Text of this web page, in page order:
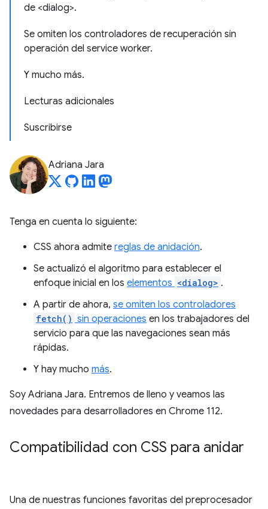
de <dialog>.
Se omiten los controladores de recuperación sin
operación del service worker.
Y mucho más.
Lecturas adicionales
Suscribirse
Adriana Jara
Tenga en cuenta lo siguiente:
CSS ahora admite reglas de anidación.
Se actualizó el algoritmo para establecer el
enfoque inicial en los elementos <dialog> .
A partir de ahora, se omiten los controladores
fetch() sin operaciones en los trabajadores del
servicio para que las navegaciones sean más
rápidas.
Y hay mucho más.
Soy Adriana Jara. Entremos de lleno y veamos las
novedades para desarrolladores en Chrome 112.
Compatibilidad con CSS para anidar
Una de nuestras funciones favoritas del preprocesador